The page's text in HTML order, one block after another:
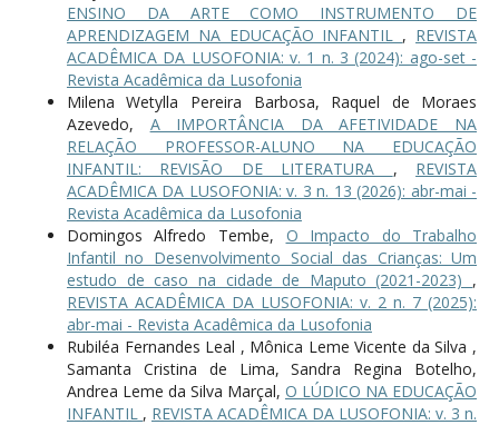
ENSINO DA ARTE COMO INSTRUMENTO DE
APRENDIZAGEM NA EDUCAÇÃO INFANTIL , REVISTA
ACADÊMICA DA LUSOFONIA: v. 1 n. 3 (2024): ago-set -
Revista Acadêmica da Lusofonia
Milena Wetylla Pereira Barbosa, Raquel de Moraes
Azevedo, A IMPORTÂNCIA DA AFETIVIDADE NA
RELAÇÃO PROFESSOR-ALUNO NA EDUCAÇÃO
INFANTIL: REVISÃO DE LITERATURA , REVISTA
ACADÊMICA DA LUSOFONIA: v. 3 n. 13 (2026): abr-mai -
Revista Acadêmica da Lusofonia
Domingos Alfredo Tembe, O Impacto do Trabalho
Infantil no Desenvolvimento Social das Crianças: Um
estudo de caso na cidade de Maputo (2021-2023) ,
REVISTA ACADÊMICA DA LUSOFONIA: v. 2 n. 7 (2025):
abr-mai - Revista Acadêmica da Lusofonia
Rubiléa Fernandes Leal , Mônica Leme Vicente da Silva ,
Samanta Cristina de Lima, Sandra Regina Botelho,
Andrea Leme da Silva Marçal,O LÚDICO NA EDUCAÇÃO
INFANTIL , REVISTA ACADÊMICA DA LUSOFONIA: v. 3 n.